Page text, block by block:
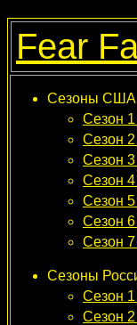
Fear
Сезоны США
Сезон 1
Сезон 2
Сезон 3
Сезон 4
Сезон 5
Сезон 6
Сезон 7
Сезоны
Сезон 1
Сезон 2